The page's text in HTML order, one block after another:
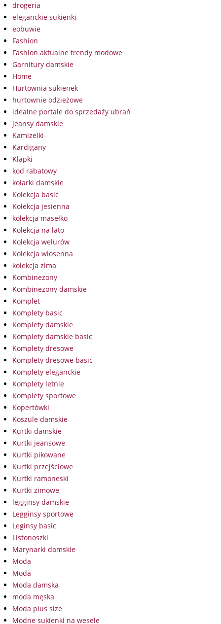
drogeria
eleganckie sukienki
eobuwie
Fashion
Fashion aktualne trendy modowe
Garnitury damskie
Home
Hurtownia sukienek
hurtownie odzieżowe
idealne portale do sprzedaży ubrań
jeansy damskie
Kamizelki
Kardigany
Klapki
kod rabatowy
kolarki damskie
Kolekcja basic
Kolekcja jesienna
kolekcja masełko
Kolekcja na lato
Kolekcja welurów
Kolekcja wiosenna
kolekcja zima
Kombinezony
Kombinezony damskie
Komplet
Komplety basic
Komplety damskie
Komplety damskie basic
Komplety dresowe
Komplety dresowe basic
Komplety eleganckie
Komplety letnie
Komplety sportowe
Kopertówki
Koszule damskie
Kurtki damskie
Kurtki jeansowe
Kurtki pikowane
Kurtki przejściowe
Kurtki ramoneski
Kurtki zimowe
legginsy damskie
Legginsy sportowe
Leginsy basic
Listonoszki
Marynarki damskie
Moda
Moda
Moda damska
moda męska
Moda plus size
Modne sukienki na wesele